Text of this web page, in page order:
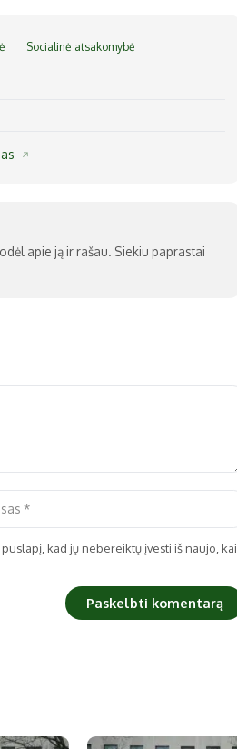
Socialinė atsakomybė
apie ją ir rašau. Siekiu paprastai
kad jų nebereiktų įvesti iš naujo, kai